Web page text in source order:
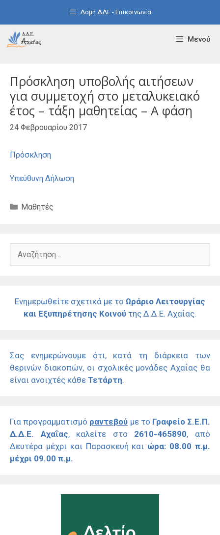
Δομή ΔΔΕ - Επικοινωνία
Μενού
Πρόσκληση υποβολής αιτήσεων
για συμμετοχή στο μεταλυκειακό
έτος – τάξη μαθητείας – Α φάση
24 Φεβρουαρίου 2017
Πρόσκληση
Υπεύθυνη Δήλωση
Κατηγορίες
Μαθητές
Αναζήτηση
Ενημερωθείτε σχετικά με το Ωράριο Λειτουργίας
και Εξυπηρέτησης Κοινού της Δ.Δ.Ε. Αχαΐας.
Σας ενημερώνουμε ότι, κατά τη διάρκεια των
θερινών διακοπών, οι σχολικές μονάδες Αχαΐας θα
είναι ανοιχτές κάθε Τετάρτη.
Για προγραμματισμό ραντεβού με το Γραφείο Σ.Ε.Π.
Δ.Δ.Ε. Αχαΐας, καλείτε στο 2610-465890, από
Δευτέρα μέχρι και Παρασκευή και ώρα: 08.00 π.μ.
μέχρι 09.00 π.μ.